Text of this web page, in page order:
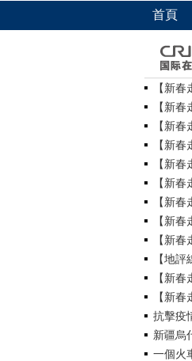
首頁
【新
【新
【新
【新
【新
【新
【新
【新
【新
【地
【新
【新
抗擊疫
新疆烏
一個火